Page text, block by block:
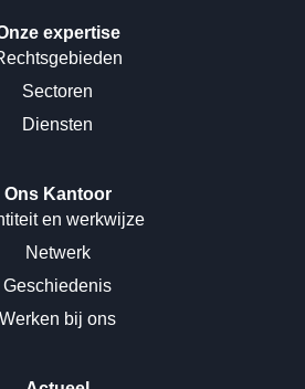
expertise
Sectoren
Diensten
Ons Kantoor
en werkwijze
Netwerk
Geschiedenis
Werken bij ons